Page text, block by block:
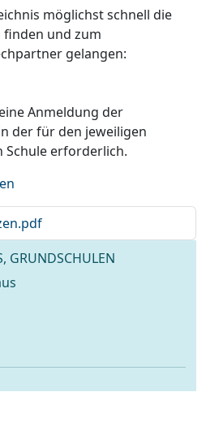
möglichst schnell die
und zum
gelangen:
Anmeldung der
der für den jeweiligen
Schule erforderlich.
GRUNDSCHULEN